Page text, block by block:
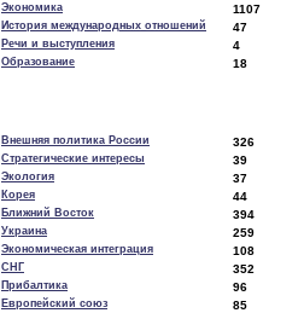
Экономика 1107
История международных отношений 47
Речи и выступления 4
Образование 18
Внешняя политика России 326
Стратегические интересы 39
Экология 37
Корея 44
Ближний Восток 394
Украина 259
Экономическая интеграция 108
СНГ 352
Прибалтика 96
Европейский союз 85